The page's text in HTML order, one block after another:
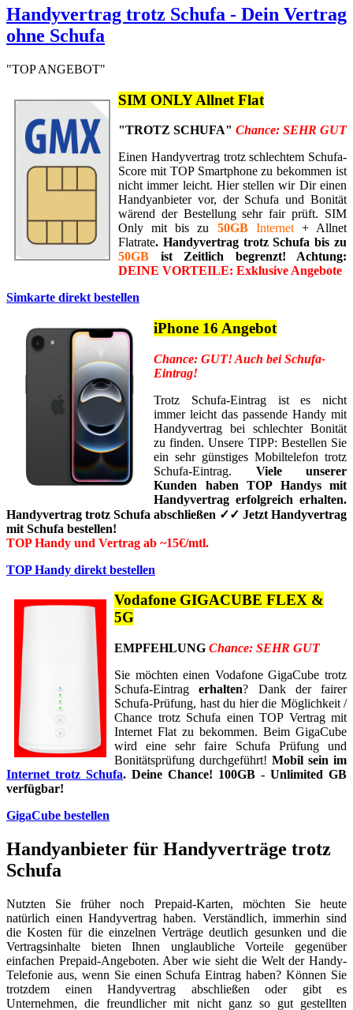
Handyvertrag trotz Schufa - Dein Vertrag
ohne Schufa
"TOP ANGEBOT"
SIM ONLY Allnet Flat
"TROTZ SCHUFA" Chance: SEHR GUT
Einen Handyvertrag trotz schlechtem Schufa-
Score mit TOP Smartphone zu bekommen ist
nicht immer leicht. Hier stellen wir Dir einen
Handyanbieter vor, der Schufa und Bonität
wärend der Bestellung sehr fair prüft. SIM
Only mit bis zu 50GBInternet+ Allnet
Flatrate. Handyvertrag trotz Schufa bis zu
50GB ist Zeitlich begrenzt! Achtung:
DEINE VORTEILE: Exklusive Angebote
Simkarte direkt bestellen
iPhone 16 Angebot
Chance: GUT! Auch bei Schufa-
Eintrag!
Trotz Schufa-Eintrag ist es nicht
immer leicht das passende Handy mit
Handyvertrag bei schlechter Bonität
zu finden. Unsere TIPP: Bestellen Sie
ein sehr günstiges Mobiltelefon trotz
Schufa-Eintrag. Viele unserer
Kunden haben TOP Handys mit
Handyvertrag erfolgreich erhalten.
Handyvertrag trotz Schufa abschließen ✓✓ Jetzt Handyvertrag
mit Schufa bestellen!
TOP Handy und Vertrag ab ~15€/mtl.
TOP Handy direkt bestellen
Vodafone GIGACUBE FLEX &
5G
EMPFEHLUNG Chance: SEHR GUT
Sie möchten einen Vodafone GigaCube trotz
Schufa-Eintragerhalten? Dank der fairer
Schufa-Prüfung, hast du hier die Möglichkeit /
Chance trotz Schufa einen TOP Vertrag mit
Internet Flat zu bekommen. Beim GigaCube
wird eine sehr faire Schufa Prüfung und
Bonitätsprüfung durchgeführt! Mobil sein im
Internet trotz Schufa. Deine Chance! 100GB - Unlimited​ GB
verfügbar!
GigaCube bestellen
Handyanbieter für Handyverträge trotz
Schufa
Nutzten Sie früher noch Prepaid-Karten, möchten Sie heute
natürlich einen Handyvertrag haben. Verständlich, immerhin sind
die Kosten für die einzelnen Verträge deutlich gesunken und die
Vertragsinhalte bieten Ihnen unglaubliche Vorteile gegenüber
einfachen Prepaid-Angeboten. Aber wie sieht die Welt der Handy-
Telefonie aus, wenn Sie einen Schufa Eintrag haben? Können Sie
trotzdem einen Handyvertrag abschließen oder gibt es
Unternehmen, die freundlicher mit nicht ganz so gut gestellten